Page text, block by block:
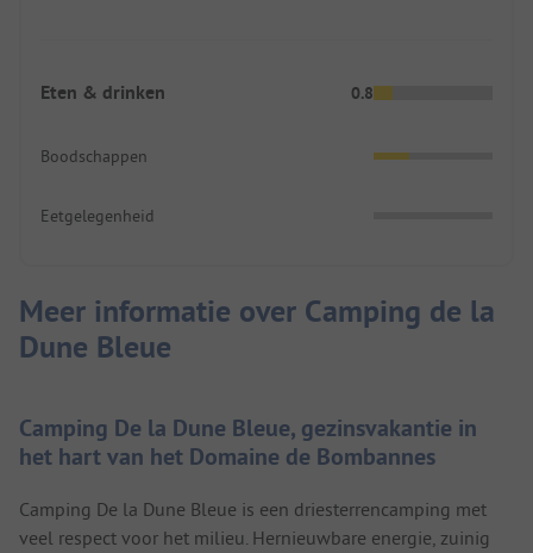
Eten & drinken 0.8
Boodschappen
Eetgelegenheid
Meer informatie over Camping de la
Dune Bleue
Camping De la Dune Bleue, gezinsvakantie in
het hart van het Domaine de Bombannes
Camping De la Dune Bleue is een driesterrencamping met
veel respect voor het milieu. Hernieuwbare energie, zuinig